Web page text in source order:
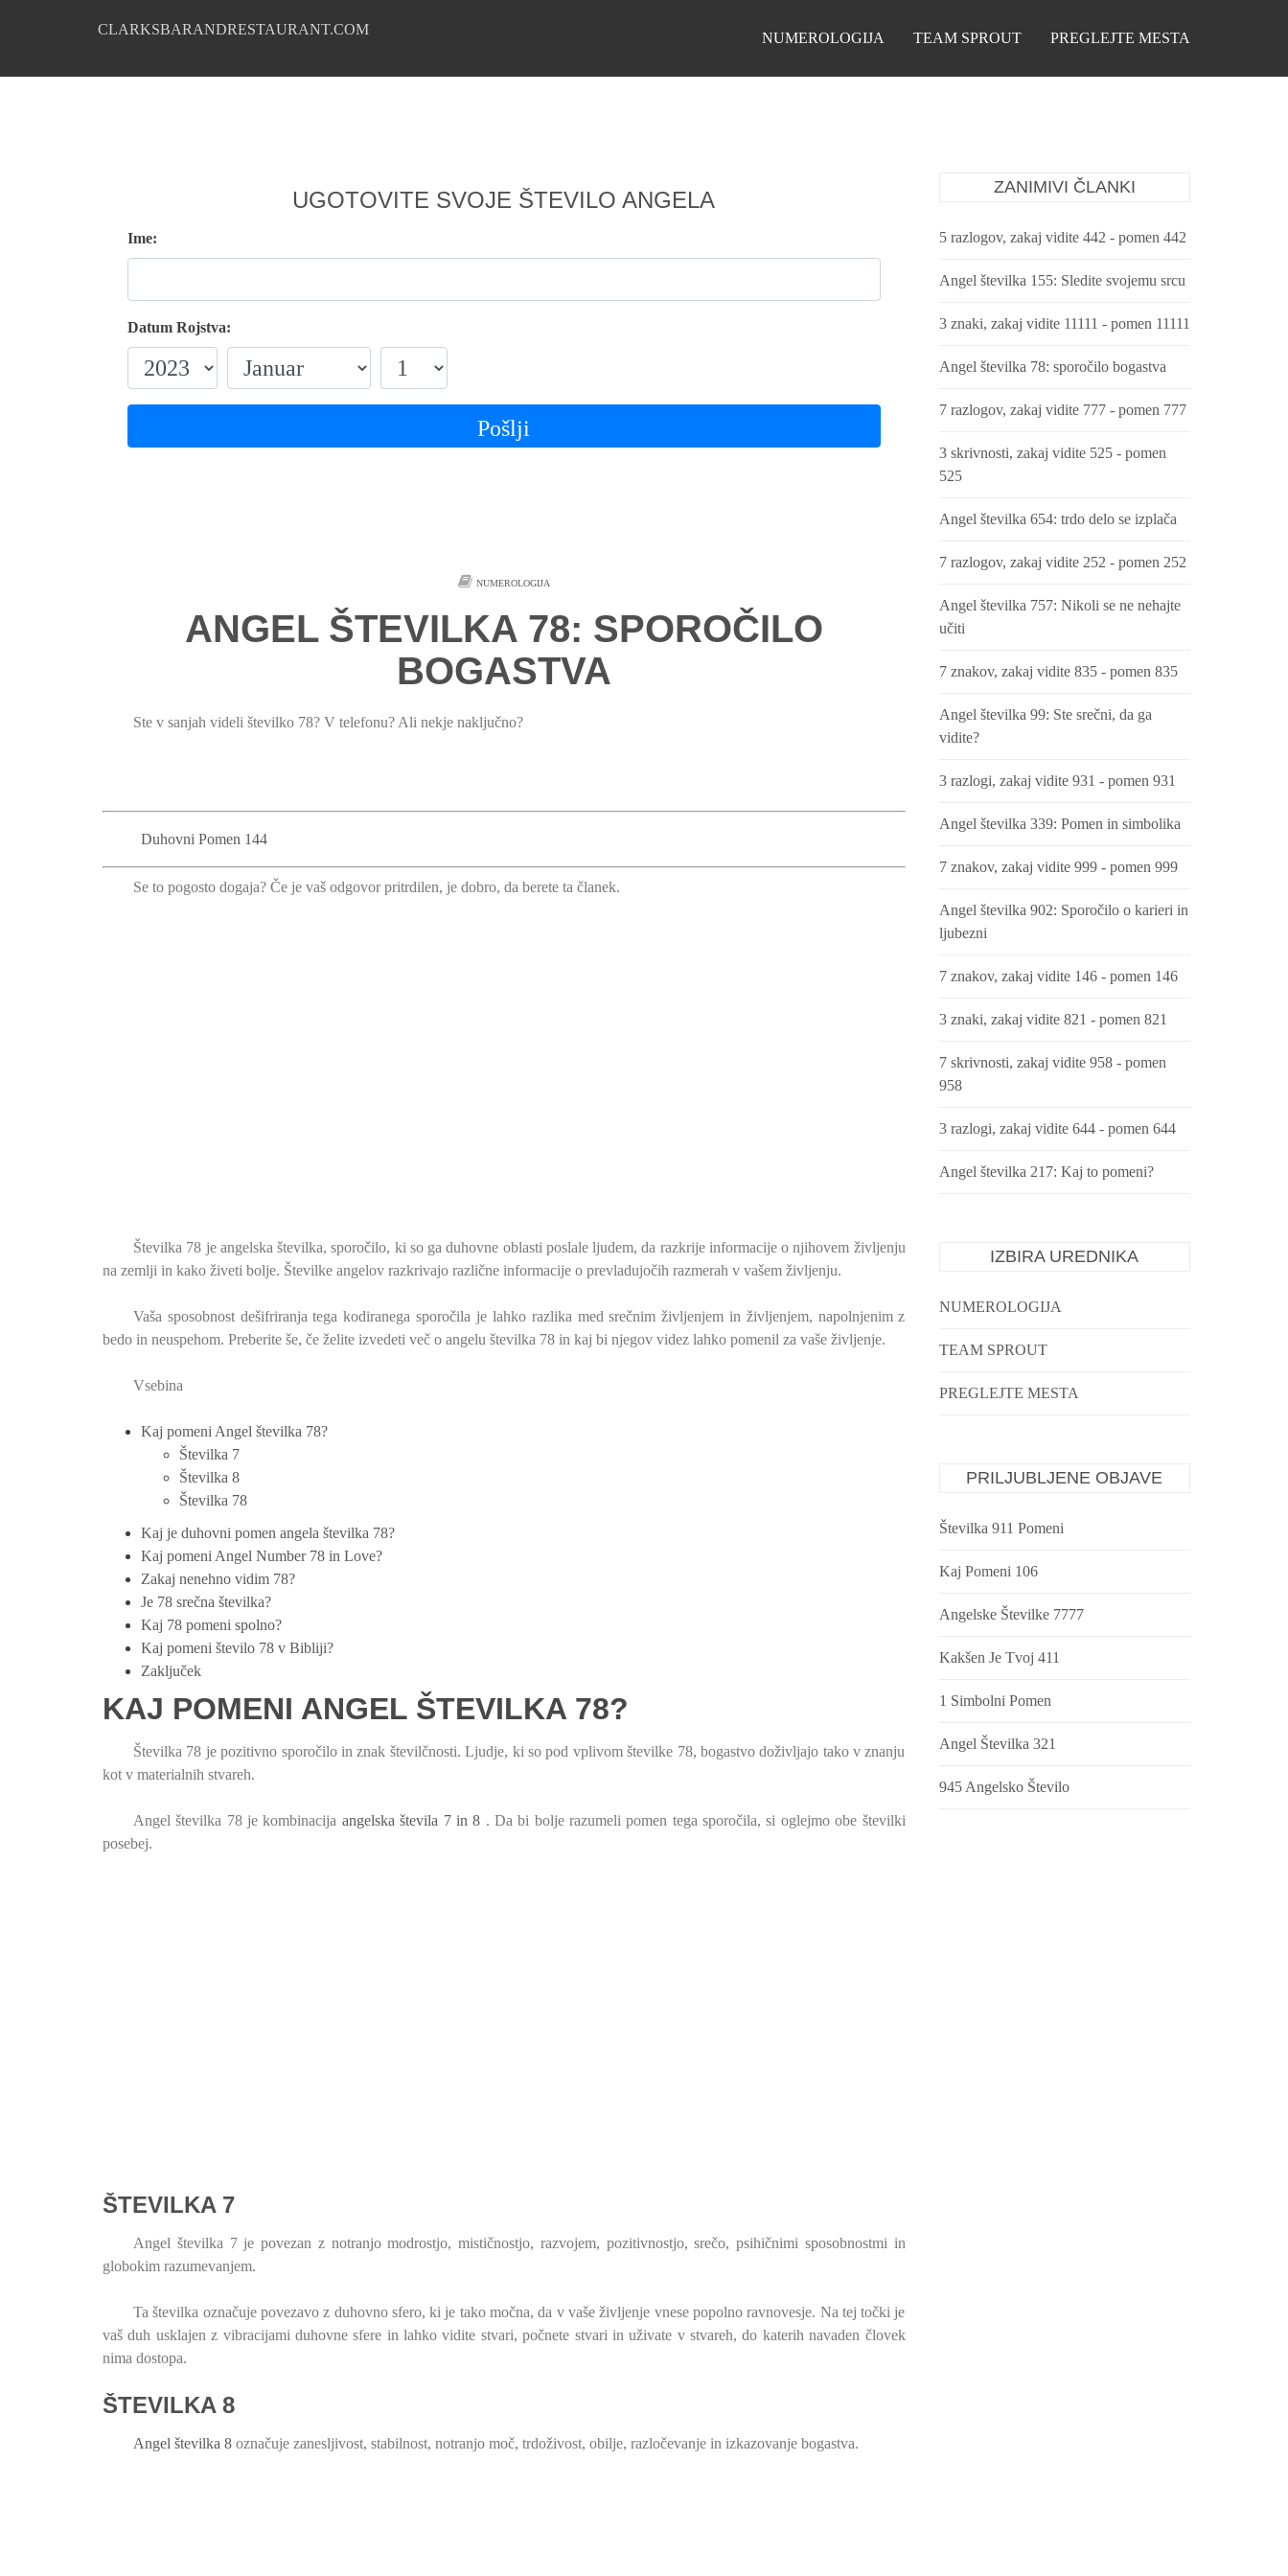
CLARKSBARANDRESTAURANT.COM
NUMEROLOGIJA TEAM SPROUT PREGLEJTE MESTA
UGOTOVITE SVOJE ŠTEVILO ANGELA
Ime:
Datum Rojstva:
Pošlji
NUMEROLOGIJA
ANGEL ŠTEVILKA 78: SPOROČILO
BOGASTVA
Ste v sanjah videli številko 78? V telefonu? Ali nekje naključno?
Duhovni Pomen 144
Se to pogosto dogaja? Če je vaš odgovor pritrdilen, je dobro, da berete ta članek.
Številka 78 je angelska številka, sporočilo, ki so ga duhovne oblasti poslale ljudem, da razkrije informacije o njihovem življenju
na zemlji in kako živeti bolje. Številke angelov razkrivajo različne informacije o prevladujočih razmerah v vašem življenju.
Vaša sposobnost dešifriranja tega kodiranega sporočila je lahko razlika med srečnim življenjem in življenjem, napolnjenim z
bedo in neuspehom. Preberite še, če želite izvedeti več o angelu številka 78 in kaj bi njegov videz lahko pomenil za vaše življenje.
Vsebina
Kaj pomeni Angel številka 78?
Številka 7
Številka 8
Številka 78
Kaj je duhovni pomen angela številka 78?
Kaj pomeni Angel Number 78 in Love?
Zakaj nenehno vidim 78?
Je 78 srečna številka?
Kaj 78 pomeni spolno?
Kaj pomeni število 78 v Bibliji?
Zaključek
KAJ POMENI ANGEL ŠTEVILKA 78?
Številka 78 je pozitivno sporočilo in znak številčnosti. Ljudje, ki so pod vplivom številke 78, bogastvo doživljajo tako v znanju
kot v materialnih stvareh.
Angel številka 78 je kombinacija angelska števila 7 in 8 . Da bi bolje razumeli pomen tega sporočila, si oglejmo obe številki
posebej.
ŠTEVILKA 7
Angel številka 7 je povezan z notranjo modrostjo, mističnostjo, razvojem, pozitivnostjo, srečo, psihičnimi sposobnostmi in
globokim razumevanjem.
Ta številka označuje povezavo z duhovno sfero, ki je tako močna, da v vaše življenje vnese popolno ravnovesje. Na tej točki je
vaš duh usklajen z vibracijami duhovne sfere in lahko vidite stvari, počnete stvari in uživate v stvareh, do katerih navaden človek
nima dostopa.
ŠTEVILKA 8
Angel številka 8 označuje zanesljivost, stabilnost, notranjo moč, trdoživost, obilje, razločevanje in izkazovanje bogastva.
ZANIMIVI ČLANKI
5 razlogov, zakaj vidite 442 - pomen 442
Angel številka 155: Sledite svojemu srcu
3 znaki, zakaj vidite 11111 - pomen 11111
Angel številka 78: sporočilo bogastva
7 razlogov, zakaj vidite 777 - pomen 777
3 skrivnosti, zakaj vidite 525 - pomen
525
Angel številka 654: trdo delo se izplača
7 razlogov, zakaj vidite 252 - pomen 252
Angel številka 757: Nikoli se ne nehajte
učiti
7 znakov, zakaj vidite 835 - pomen 835
Angel številka 99: Ste srečni, da ga
vidite?
3 razlogi, zakaj vidite 931 - pomen 931
Angel številka 339: Pomen in simbolika
7 znakov, zakaj vidite 999 - pomen 999
Angel številka 902: Sporočilo o karieri in
ljubezni
7 znakov, zakaj vidite 146 - pomen 146
3 znaki, zakaj vidite 821 - pomen 821
7 skrivnosti, zakaj vidite 958 - pomen
958
3 razlogi, zakaj vidite 644 - pomen 644
Angel številka 217: Kaj to pomeni?
IZBIRA UREDNIKA
NUMEROLOGIJA
TEAM SPROUT
PREGLEJTE MESTA
PRILJUBLJENE OBJAVE
Številka 911 Pomeni
Kaj Pomeni 106
Angelske Številke 7777
Kakšen Je Tvoj 411
1 Simbolni Pomen
Angel Številka 321
945 Angelsko Število